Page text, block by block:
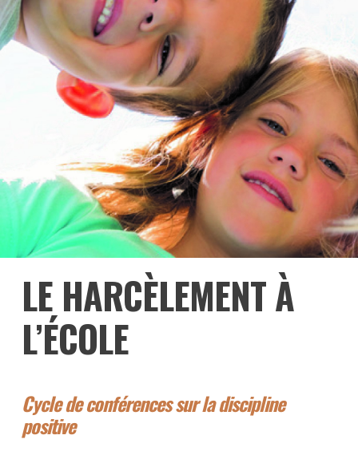
LE HARCÈLEMENT À
L’ÉCOLE
Cycle de conférences sur la discipline
positive